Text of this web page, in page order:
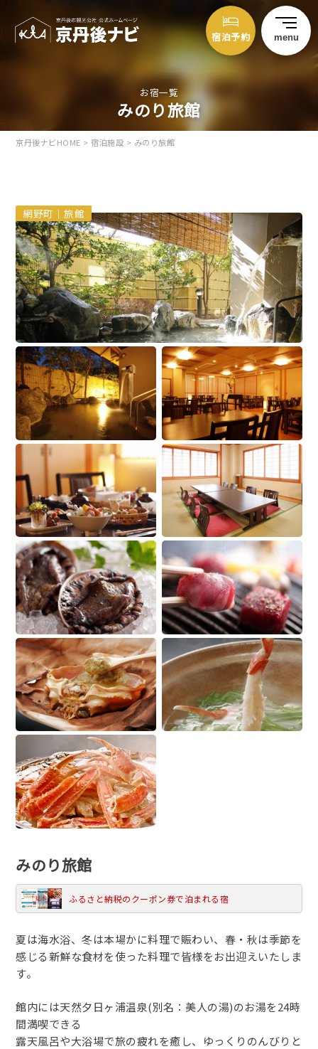
宿泊予約 menu
お宿一覧
みのり旅館
京丹後ナビHOME >宿泊施設 > みのり旅館
網野町｜旅館
みのり旅館
ふるさと納税のクーポン券で泊まれる宿
夏は海水浴、冬は本場かに料理で賑わい、春・秋は季節を
感じる新鮮な食材を使った料理で皆様をお出迎えいたしま
す。
館内には天然夕日ヶ浦温泉(別名：美人の湯)のお湯を24時
間満喫できる
露天風呂や大浴場で旅の疲れを癒し、ゆっくりのんびりと